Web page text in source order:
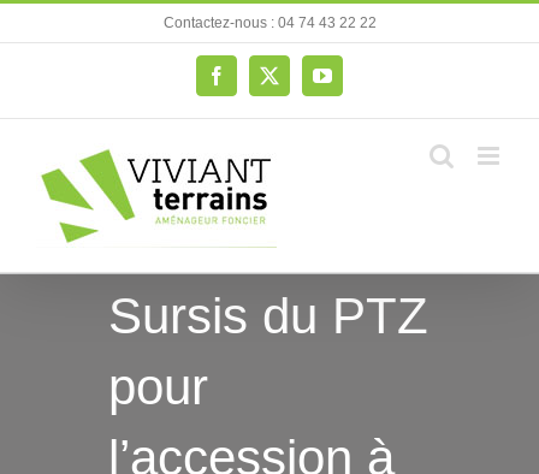
au
Contactez-nous : 04 74 43 22 22
Facebook
X YouTube
Sursis du PTZ
pour
l’accession à